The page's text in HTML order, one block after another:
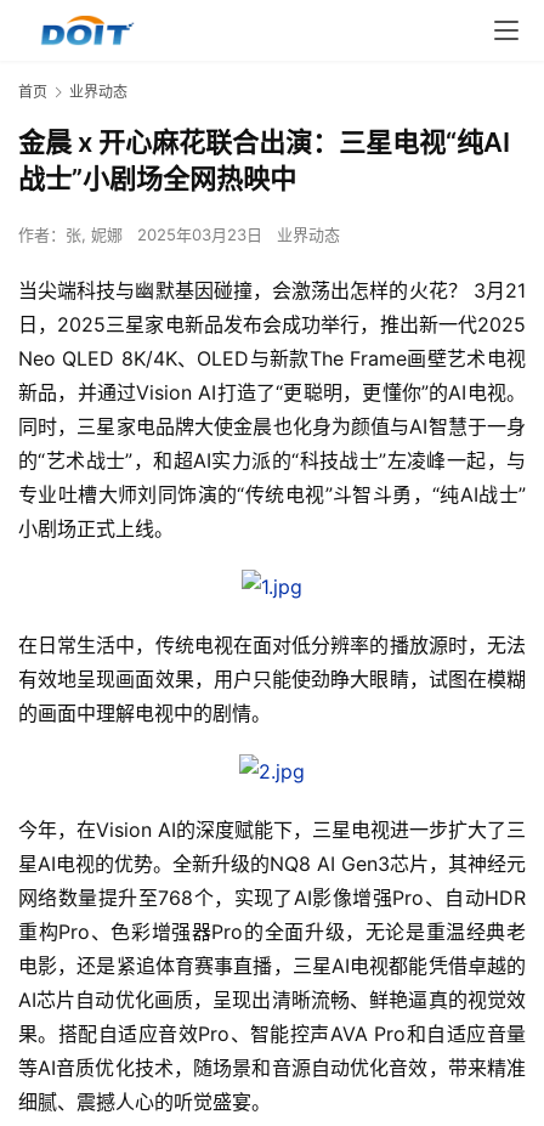
首页 业界动态
金晨 x 开心麻花联合出演：三星电视“纯AI
战士”小剧场全网热映中
作者： 张, 妮娜 2025年03月23日 业界动态
当尖端科技与幽默基因碰撞，会激荡出怎样的火花？ 3月21
日，2025三星家电新品发布会成功举行，推出新一代2025
Neo QLED 8K/4K、OLED与新款The Frame画壁艺术电视
新品，并通过Vision AI打造了“更聪明，更懂你”的AI电视。
同时，三星家电品牌大使金晨也化身为颜值与AI智慧于一身
的“艺术战士”，和超AI实力派的“科技战士”左凌峰一起，与
专业吐槽大师刘同饰演的“传统电视”斗智斗勇，“纯AI战士”
小剧场正式上线。
在日常生活中，传统电视在面对低分辨率的播放源时，无法
有效地呈现画面效果，用户只能使劲睁大眼睛，试图在模糊
的画面中理解电视中的剧情。
今年，在Vision AI的深度赋能下，三星电视进一步扩大了三
星AI电视的优势。全新升级的NQ8 AI Gen3芯片，其神经元
网络数量提升至768个，实现了AI影像增强Pro、自动HDR
重构Pro、色彩增强器Pro的全面升级，无论是重温经典老
电影，还是紧追体育赛事直播，三星AI电视都能凭借卓越的
AI芯片自动优化画质，呈现出清晰流畅、鲜艳逼真的视觉效
果。搭配自适应音效Pro、智能控声AVA Pro和自适应音量
等AI音质优化技术，随场景和音源自动优化音效，带来精准
细腻、震撼人心的听觉盛宴。